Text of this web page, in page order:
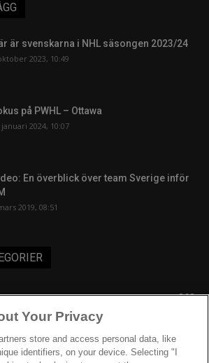
är svenskarna i NHL säsongen 2023/24
2023, 10:49
på PWHL – Ottawa
januari 2024, 10:07
En överblick över team Sverige inför
2019, 08:51
863
Your Privacy
store and access personal data, like
identifiers, on your device. Selecting "I